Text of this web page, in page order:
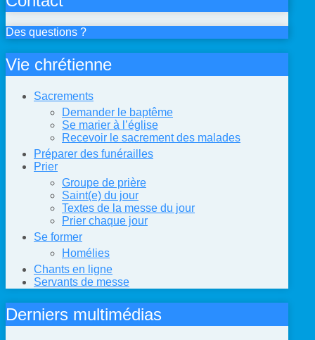
Des questions ?
Vie chrétienne
Sacrements
Demander le baptême
Se marier à l’église
Recevoir le sacrement des malades
Préparer des funérailles
Prier
Groupe de prière
Saint(e) du jour
Textes de la messe du jour
Prier chaque jour
Se former
Homélies
Chants en ligne
Servants de messe
Derniers multimédias